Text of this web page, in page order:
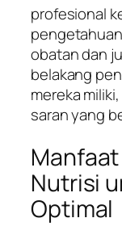
profesional
obatan dan
belakang
mereka
saran yang
Nutrisi
Optimal